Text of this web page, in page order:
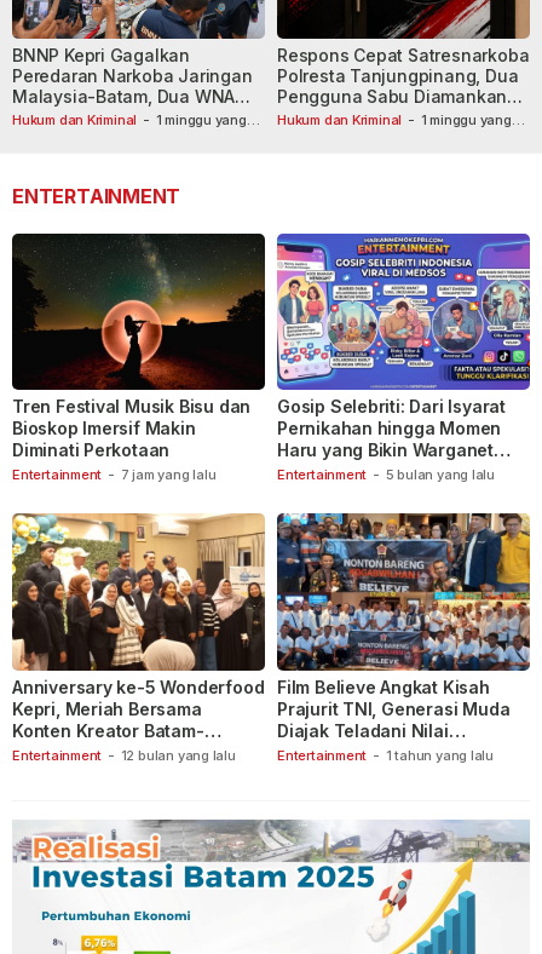
Hukum dan Kriminal - 1 minggu yang
BNNP Kepri Gagalkan
Peredaran Narkoba Jaringan
Malaysia-Batam, Dua WNA
Masih Diburu
Hukum dan Kriminal - 1 minggu yang
Respons Cepat Satresnarkoba
Polresta Tanjungpinang, Dua
Pengguna Sabu Diamankan
Usai Dilaporkan ke Call Center
ENTERTAINMENT
Entertainment - 7 jam yang lalu
Tren Festival Musik Bisu dan
Bioskop Imersif Makin
Diminati Perkotaan
Entertainment - 5 bulan yang lalu
Gosip Selebriti: Dari Isyarat
Pernikahan hingga Momen
Haru yang Bikin Warganet
Berspekulasi
Entertainment - 12 bulan yang lalu
Anniversary ke-5 Wonderfood
Kepri, Meriah Bersama
Konten Kreator Batam-
Tanjungpinang
Entertainment - 1 tahun yang lalu
Film Believe Angkat Kisah
Prajurit TNI, Generasi Muda
Diajak Teladani Nilai
Keberanian